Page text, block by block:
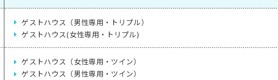
ゲストハウス（男性専用・トリプル）
ゲストハウス(女性専用・トリプル)
ゲストハウス（女性専用・ツイン）
ゲストハウス（男性専用・ツイン）